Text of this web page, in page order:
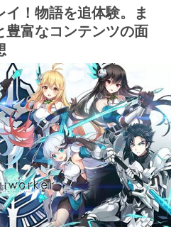
！物語を追体験。ま
豊富なコンテンツの面